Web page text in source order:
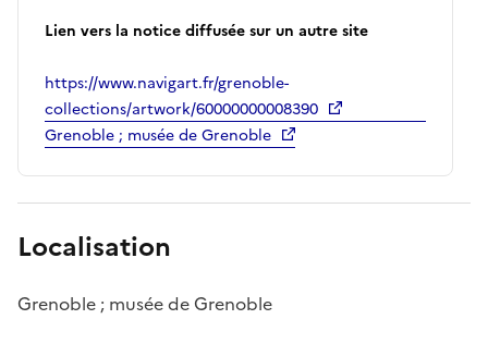
Lien vers la notice diffusée sur un autre site
https://www.navigart.fr/grenoble-
collections/artwork/60000000008390
Grenoble ; musée de Grenoble
Localisation
Grenoble ; musée de Grenoble